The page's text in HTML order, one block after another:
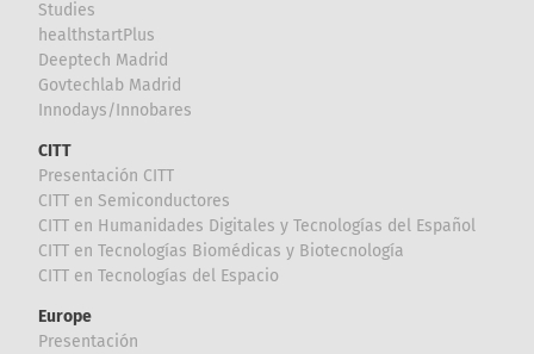
Studies
healthstartPlus
Deeptech Madrid
Govtechlab Madrid
Innodays/Innobares
CITT
Presentación CITT
CITT en Semiconductores
CITT en Humanidades Digitales y Tecnologías del Español
CITT en Tecnologías Biomédicas y Biotecnología
CITT en Tecnologías del Espacio
Europe
Presentación